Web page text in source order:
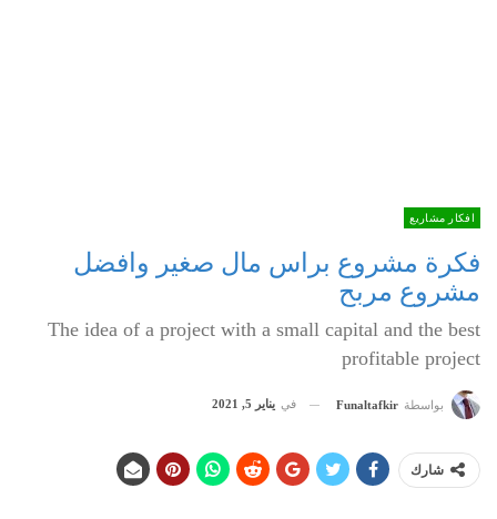
افكار مشاريع
فكرة مشروع براس مال صغير وافضل
مشروع مربح
The idea of ​​a project with a small capital and the best
profitable project
بواسطة Funaltafkir في يناير 5, 2021
شارك